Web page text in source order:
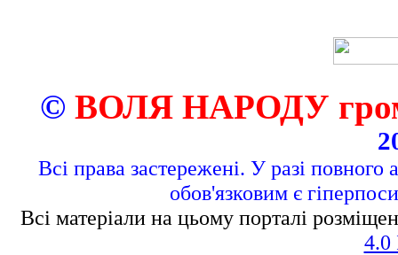
© ВОЛЯ НАРОДУ
Всі права застережені. У разі повного
обов'язковим є
Всі матеріали на цьому порталі
4.0